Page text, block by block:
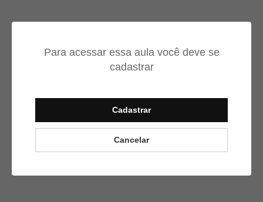
Para acessar essa aula você deve se
cadastrar
Cadastrar
Cancelar